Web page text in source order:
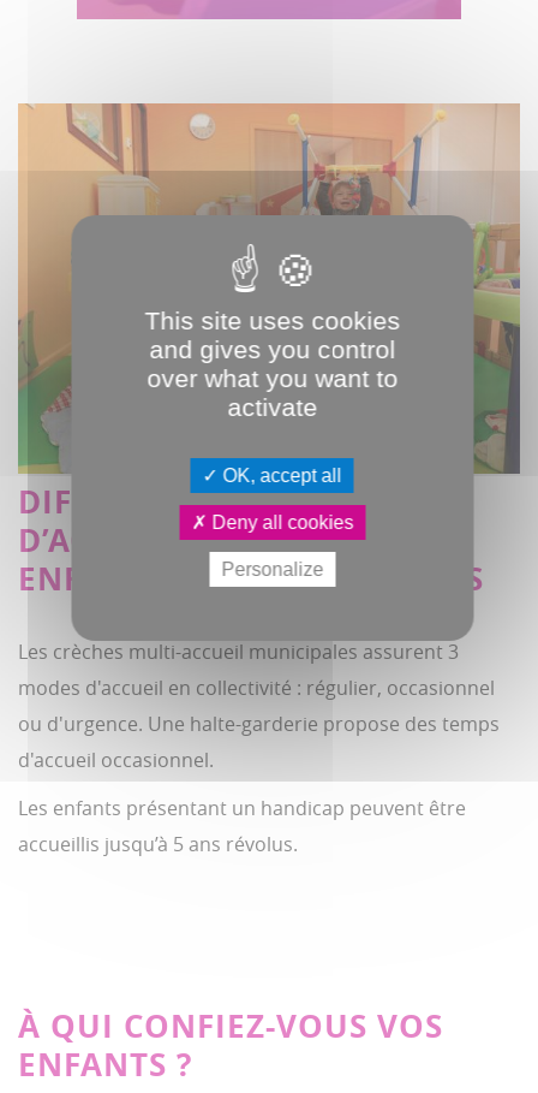
DIFFÉRENTES MODALITÉS
D’ACCUEIL PROPOSÉES AUX
ENFANTS DE 2 MOIS À 3 ANS
Les crèches multi-accueil municipales assurent 3
modes d'accueil en collectivité : régulier, occasionnel
ou d'urgence. Une halte-garderie propose des temps
d'accueil occasionnel.
Les enfants présentant un handicap peuvent être
accueillis jusqu’à 5 ans révolus.
À QUI CONFIEZ-VOUS VOS
ENFANTS ?
This site uses cookies
and gives you control
over what you want to
activate
OK, accept all
Deny all cookies
Personalize